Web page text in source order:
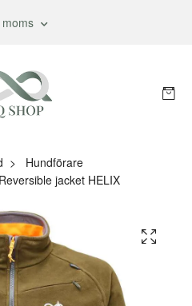
Hundförare
jacket HELIX